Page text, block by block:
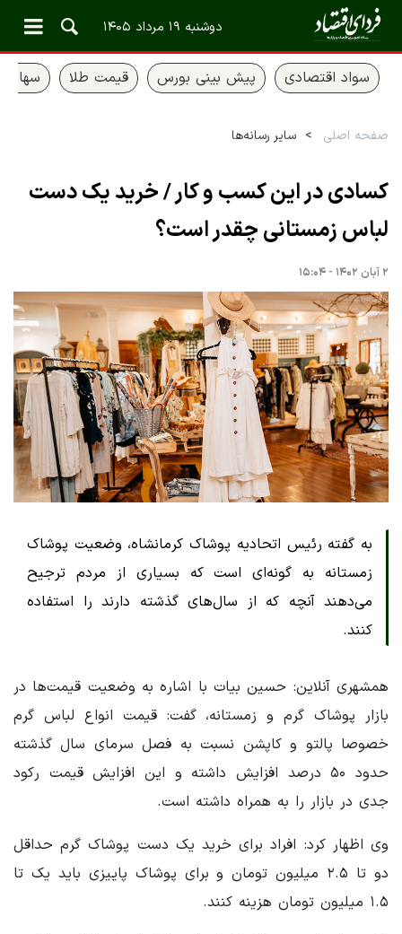
دوشنبه ۱۹ مرداد ۱۴۰۵
سواد اقتصادی پیش بینی بورس قیمت طلا سهام
صفحه اصلی سایر رسانه‌ها
کسادی در این کسب و کار / خرید یک دست
لباس زمستانی چقدر است؟
۲ آبان ۱۴۰۲ - ۱۵:۰۴
به گفته رئیس اتحادیه پوشاک کرمانشاه، وضعیت پوشاک
زمستانه به گونه‌ای است که بسیاری از مردم ترجیح
می‌دهند آنچه که از سال‌های گذشته دارند را استفاده
کنند.
همشهری آنلاین: حسین بیات با اشاره به وضعیت قیمت‌ها در
بازار پوشاک گرم و زمستانه، گفت: قیمت انواع لباس گرم
خصوصا پالتو و کاپشن نسبت به فصل سرمای سال گذشته
حدود ۵۰ درصد افزایش داشته و این افزایش قیمت رکود
جدی در بازار را به همراه داشته است.
وی اظهار کرد: افراد برای خرید یک دست پوشاک گرم حداقل
دو تا ۲.۵ میلیون تومان و برای پوشاک پاییزی باید یک تا
۱.۵ میلیون تومان هزینه کنند.